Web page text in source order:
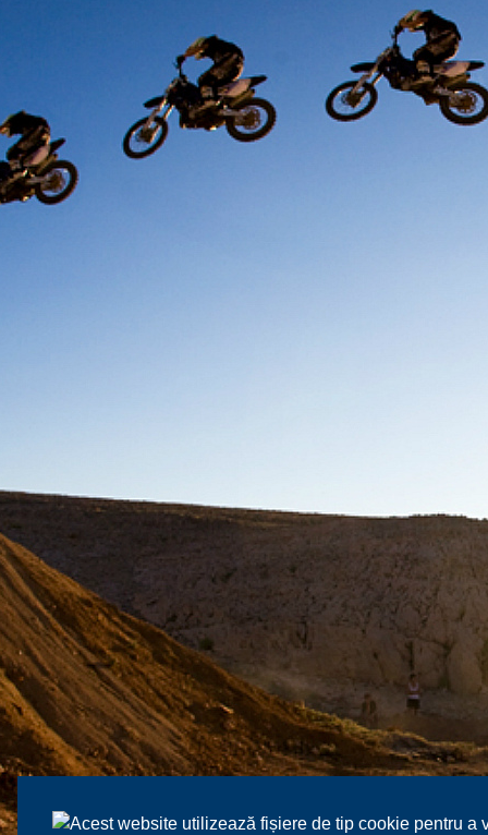
Acest website utilizează fișiere de tip cookie pentru